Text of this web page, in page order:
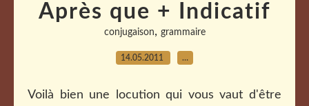
Après que + Indicatif
conjugaison, grammaire
14.05.2011 …
Voilà bien une locution qui vous vaut d'être